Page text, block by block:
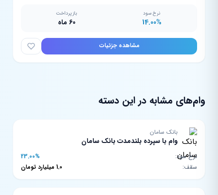
نرخ سود
14.00%
بازپرداخت
60 ماه
مشاهده جزئیات
وام‌های مشابه در این دسته
بانک سامان
وام با سپرده بلندمدت بانک سامان
نرخ سود:
23.00%
سقف:
1.0 میلیارد تومان